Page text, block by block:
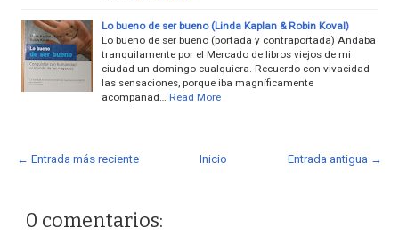
Lo bueno de ser bueno (Linda Kaplan & Robin Koval)
Lo bueno de ser bueno (portada y contraportada) Andaba
tranquilamente por el Mercado de libros viejos de mi
ciudad un domingo cualquiera. Recuerdo con vivacidad
las sensaciones, porque iba magníficamente
acompañad…
Read More
← Entrada más reciente Entrada antigua →
Inicio
0 comentarios: